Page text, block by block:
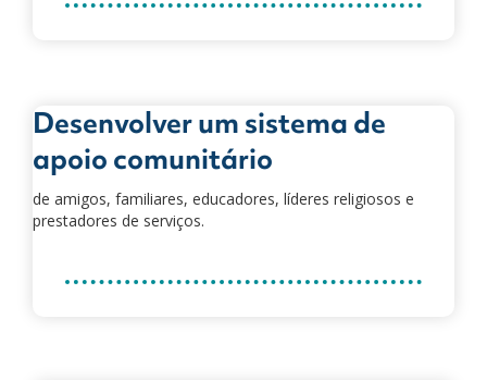
Desenvolver um sistema de
apoio comunitário
de amigos, familiares, educadores, líderes religiosos e
prestadores de serviços.